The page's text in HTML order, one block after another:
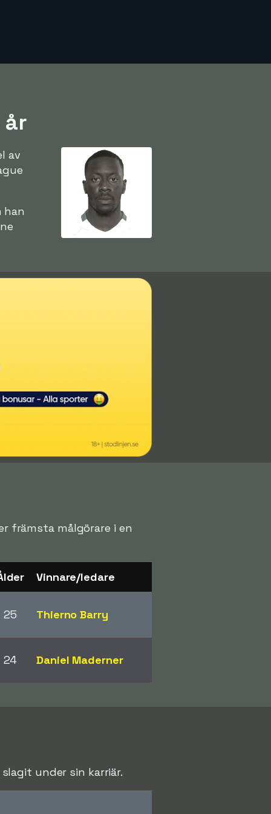
år
av
han
främsta målgörare i en
Vinnare/ledare
25 Thierno Barry
24 Daniel Maderner
under sin karriär.